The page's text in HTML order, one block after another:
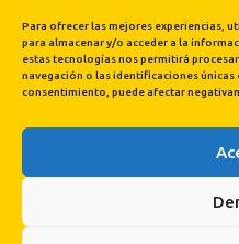
Para ofrecer las mejores experiencias,
para almacenar y/o acceder a la
estas tecnologías nos permitirá
navegación o las identificaciones
consentimiento, puede afectar
Cargar más...